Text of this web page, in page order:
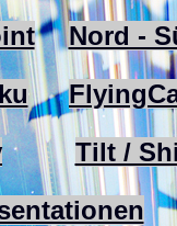
Nord -
Tilt /